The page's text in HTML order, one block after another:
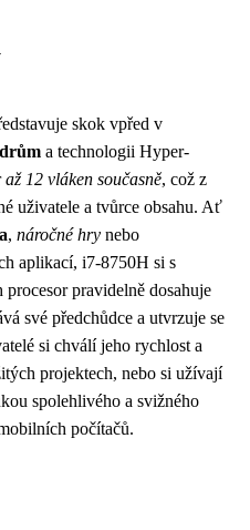
skok vpřed v
a technologii Hyper-
až 12 vláken současně, což z
uživatele a tvůrce obsahu. Ať
, náročné hry nebo
aplikací, i7-8750H si s
pravidelně dosahuje
své předchůdce a utvrzuje se
si chválí jeho rychlost a
projektech, nebo si užívají
spolehlivého a svižného
počítačů.